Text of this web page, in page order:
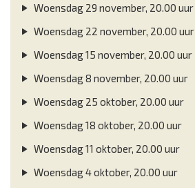
Woensdag 29 november, 20.00 uur
Woensdag 22 november, 20.00 uur
Woensdag 15 november, 20.00 uur
Woensdag 8 november, 20.00 uur
Woensdag 25 oktober, 20.00 uur
Woensdag 18 oktober, 20.00 uur
Woensdag 11 oktober, 20.00 uur
Woensdag 4 oktober, 20.00 uur